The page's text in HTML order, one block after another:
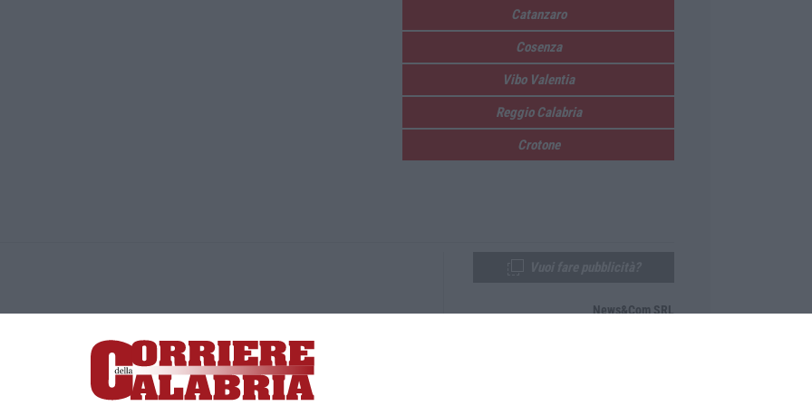
Catanzaro
Cosenza
Vibo Valentia
Reggio Calabria
Crotone
Lamezia Terme (CZ)
responsabile Paola Militano |Privacy
News&Com SRL